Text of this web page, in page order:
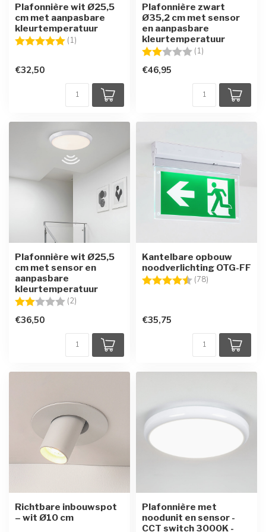
Plafonnière wit Ø25,5
cm met aanpasbare
kleurtemperatuur
Beoordeling: (1)
€32,50
Plafonnière zwart
Ø35,2 cm met sensor
en aanpasbare
kleurtemperatuur
Beoordeling: (1)
€46,95
Plafonnière wit Ø25,5
cm met sensor en
aanpasbare
kleurtemperatuur
Beoordeling: (2)
€36,50
Kantelbare opbouw
noodverlichting OTG-FF
Beoordeling: (78)
€35,75
Richtbare inbouwspot
– wit Ø10 cm
Plafonnière met
noodunit en sensor -
CCT switch 3000K -